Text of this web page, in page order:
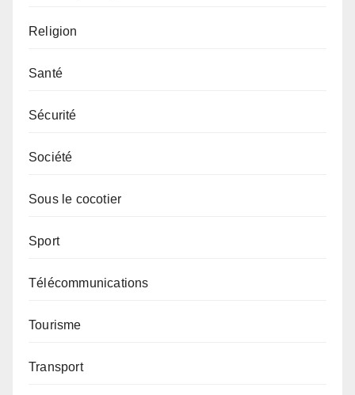
Religion
Santé
Sécurité
Société
Sous le cocotier
Sport
Télécommunications
Tourisme
Transport